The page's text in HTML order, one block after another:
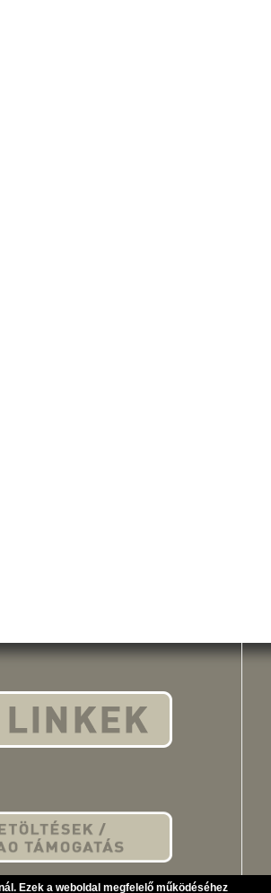
Ezek a weboldal megfelelő működéséhez